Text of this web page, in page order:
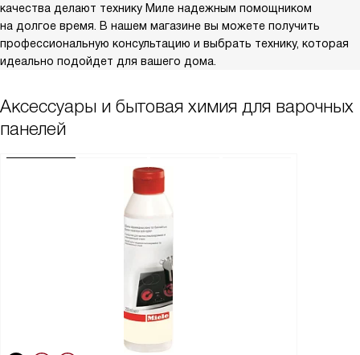
качества делают технику Миле надежным помощником
на долгое время. В нашем магазине вы можете получить
профессиональную консультацию и выбрать технику, которая
идеально подойдет для вашего дома.
Аксессуары и бытовая химия для варочных
панелей